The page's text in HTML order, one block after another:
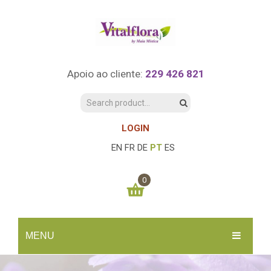
Apoio ao cliente: 229 426 821
LOGIN
EN FR DE PT ES
MENU
0
You have no items in your shopping cart
SUBTOTAL: 0.00€